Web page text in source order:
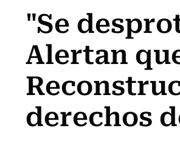
"Se
Alertan
derechos